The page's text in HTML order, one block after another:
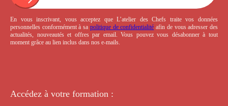
En vous inscrivant, vous acceptez que L’atelier des Chefs traite vos données
personnelles conformément à sa politique de confidentialité afin de vous adresser des
actualités, nouveautés et offres par email. Vous pouvez vous désabonner à tout
moment grâce au lien inclus dans nos e-mails.
Accédez à votre formation :